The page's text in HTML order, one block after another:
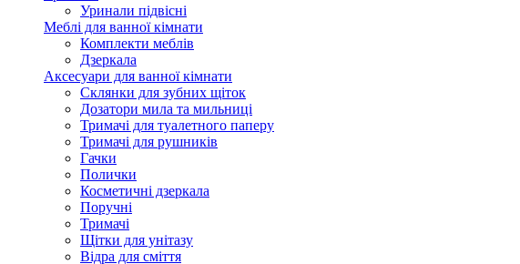
Уринали підвісні
Меблі для ванної кімнати
Комплекти меблів
Дзеркала
Аксесуари для ванної кімнати
Склянки для зубних щіток
Дозатори мила та мильниці
Тримачі для туалетного паперу
Тримачі для рушників
Гачки
Полички
Косметичні дзеркала
Поручні
Тримачі
Щітки для унітазу
Відра для сміття